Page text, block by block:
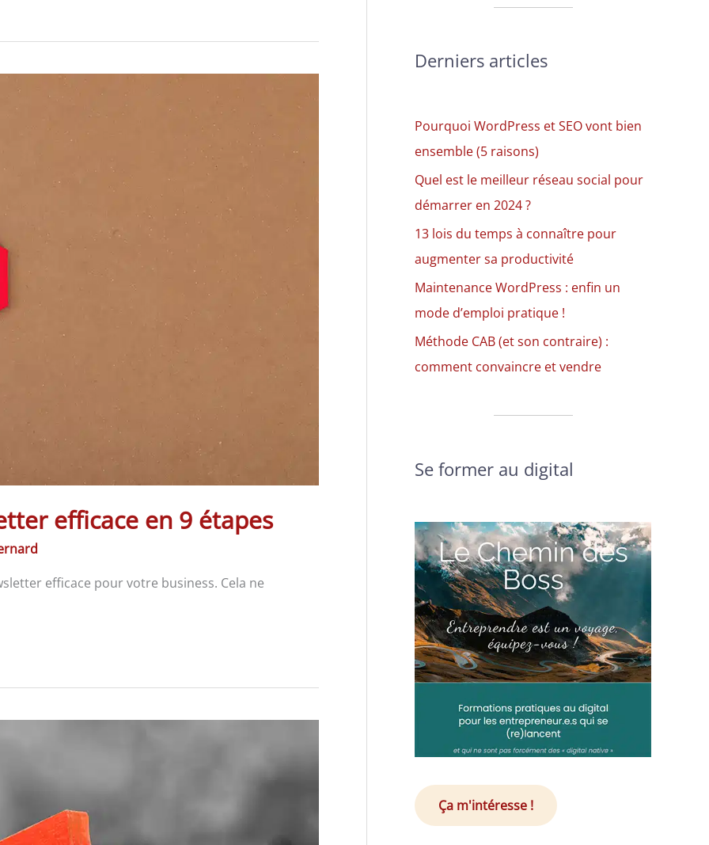
efficace en 9 étapes
efficace pour votre business. Cela ne
Derniers articles
Pourquoi WordPress et SEO vont bien
ensemble (5 raisons)
Quel est le meilleur réseau social pour
démarrer en 2024 ?
13 lois du temps à connaître pour
augmenter sa productivité
Maintenance WordPress : enfin un
mode d’emploi pratique !
Méthode CAB (et son contraire) :
comment convaincre et vendre
Se former au digital
Ça m'intéresse !